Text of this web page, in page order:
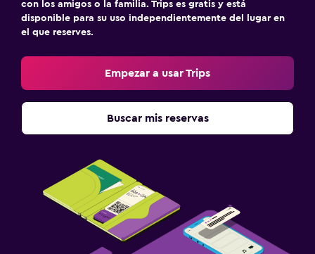
con los amigos o la familia. Trips es gratis y está
disponible para su uso independientemente del lugar en
el que reserves.
Empezar a usar Trips
Buscar mis reservas